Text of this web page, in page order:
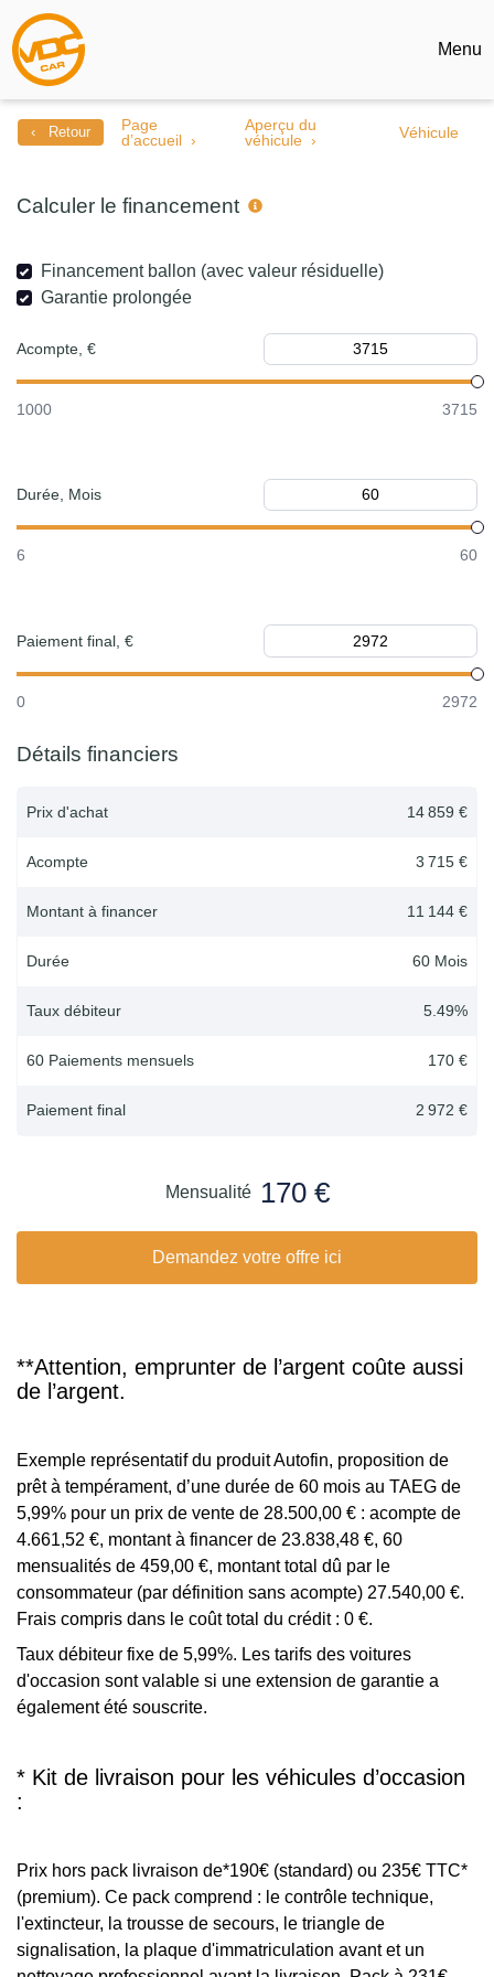
Menu
‹ Retour
Page
d’accueil
Aperçu du
véhicule
Véhicule
Calculer le financement
Financement ballon (avec valeur résiduelle)
Garantie prolongée
Acompte, €
1000 3715
Durée, Mois
6 60
Paiement final, €
0 2972
Détails financiers
Prix d'achat 14 859 €
Acompte 3 715 €
Montant à financer 11 144 €
Durée 60 Mois
Taux débiteur 5.49%
60 Paiements mensuels 170 €
Paiement final 2 972 €
Mensualité 170 €
Demandez votre offre ici
**Attention, emprunter de l’argent coûte aussi
de l’argent.
Exemple représentatif du produit Autofin, proposition de
prêt à tempérament, d’une durée de 60 mois au TAEG de
5,99% pour un prix de vente de 28.500,00 € : acompte de
4.661,52 €, montant à financer de 23.838,48 €, 60
mensualités de 459,00 €, montant total dû par le
consommateur (par définition sans acompte) 27.540,00 €.
Frais compris dans le coût total du crédit : 0 €.
Taux débiteur fixe de 5,99%. Les tarifs des voitures
d'occasion sont valable si une extension de garantie a
également été souscrite.
* Kit de livraison pour les véhicules d’occasion
:
Prix hors pack livraison de*190€ (standard) ou 235€ TTC*
(premium). Ce pack comprend : le contrôle technique,
l'extincteur, la trousse de secours, le triangle de
signalisation, la plaque d'immatriculation avant et un